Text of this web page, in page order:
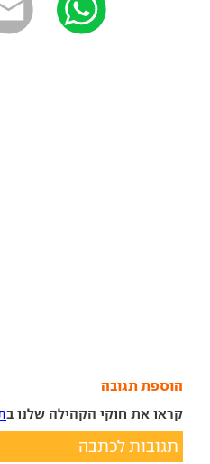
הוספת תגובה
קראו את חוקי הקהילה שלנו ב
תגובות לכתבה